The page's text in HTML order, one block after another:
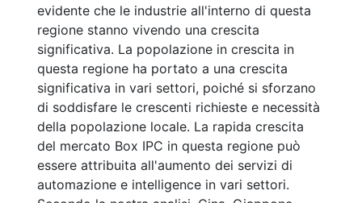
evidente che le industrie all'interno di questa
regione stanno vivendo una crescita
significativa. La popolazione in crescita in
questa regione ha portato a una crescita
significativa in vari settori, poiché si sforzano
di soddisfare le crescenti richieste e necessità
della popolazione locale. La rapida crescita
del mercato Box IPC in questa regione può
essere attribuita all'aumento dei servizi di
automazione e intelligence in vari settori.